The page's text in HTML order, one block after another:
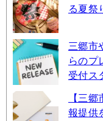
る夏祭
三郷市
らのプ
受付ス
【三
報提供